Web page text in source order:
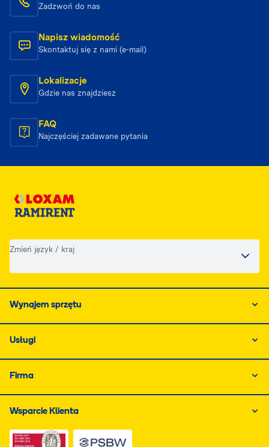
Zadzwoń do nas
Napisz wiadomość
Skontaktuj się z nami (e-mail)
Lokalizacje
Gdzie nas znajdziesz
FAQ
Najczęściej zadawane pytania
Zmień język / kraj
Wynajem sprzętu
Usługi
Firma
Wsparcie Klienta